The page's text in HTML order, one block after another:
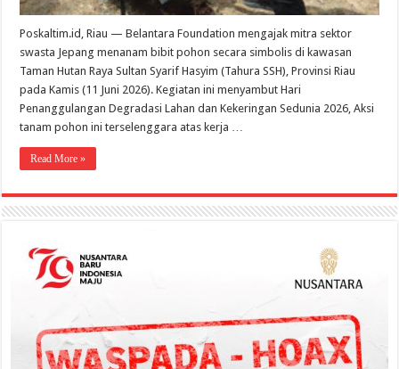
Sedunia
2026
Poskaltim.id, Riau — Belantara Foundation mengajak mitra sektor
swasta Jepang menanam bibit pohon secara simbolis di kawasan
Taman Hutan Raya Sultan Syarif Hasyim (Tahura SSH), Provinsi Riau
pada Kamis (11 Juni 2026). Kegiatan ini menyambut Hari
Penanggulangan Degradasi Lahan dan Kekeringan Sedunia 2026, Aksi
tanam pohon ini terselenggara atas kerja …
Read More »